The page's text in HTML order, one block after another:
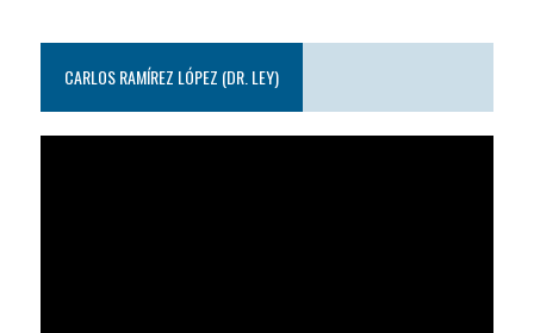
CARLOS RAMÍREZ LÓPEZ (DR. LEY)